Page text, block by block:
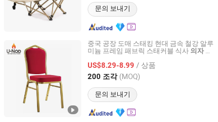
문의 보내기
중국 공장 도매 스태킹 현대 금속 철강 알루
미늄 프레임 패브릭 스태커블 식사 의자 가
US$8.29-8.99 / 상품
200 조각 (MOQ)
문의 보내기
Tianjin U-Nod International Trade Co., Ltd
Tianjin, China 이후 2026